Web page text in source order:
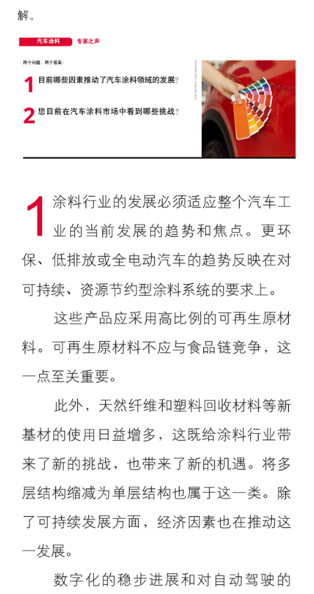
解。